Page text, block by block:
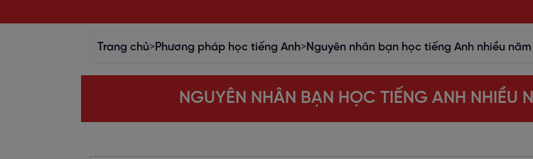
Trang chủ>Phương pháp học tiếng Anh>Nguyên nhân bạn học tiếng Anh nhiều
NGUYÊN NHÂN BẠN HỌC TIẾNG ANH NHIỀU